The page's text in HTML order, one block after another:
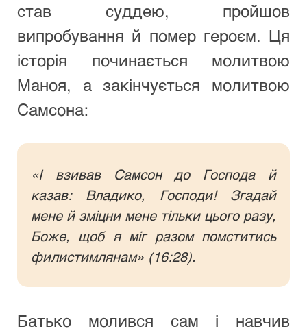
став суддею, пройшов
випробування й помер героєм. Ця
історія починається молитвою
Маноя, а закінчується молитвою
Самсона:
«І взивав Самсон до Господа й
казав: Владико, Господи! Згадай
мене й зміцни мене тільки цього разу,
Боже, щоб я міг разом помститись
филистимлянам» (16:28).
Батько молився сам і навчив